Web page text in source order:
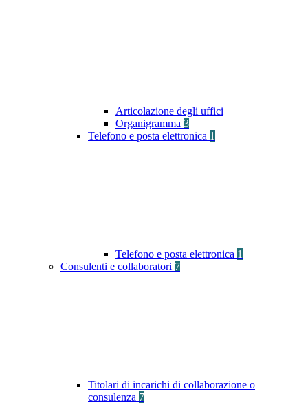
Articolazione degli uffici
Organigramma 3
Telefono e posta elettronica 1
Telefono e posta elettronica 1
Consulenti e collaboratori 7
Titolari di incarichi di collaborazione o
consulenza 7